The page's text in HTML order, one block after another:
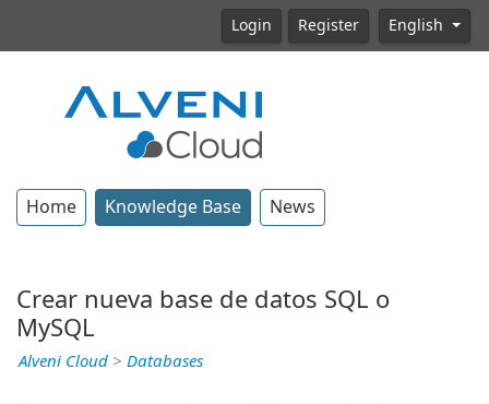
Login Register English
Home Knowledge Base News
Crear nueva base de datos SQL o
MySQL
Alveni Cloud > Databases